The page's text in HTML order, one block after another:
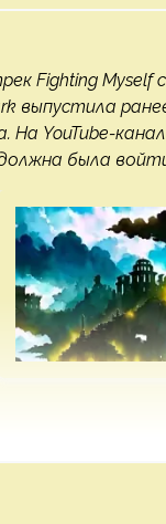
Fighting
выпустила
YouTube-
была